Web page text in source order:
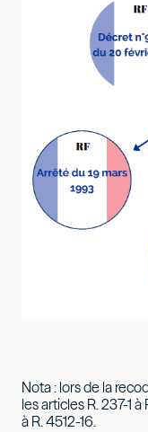
Nota : lors de la
les articles R. 237-1
à R. 4512-16.